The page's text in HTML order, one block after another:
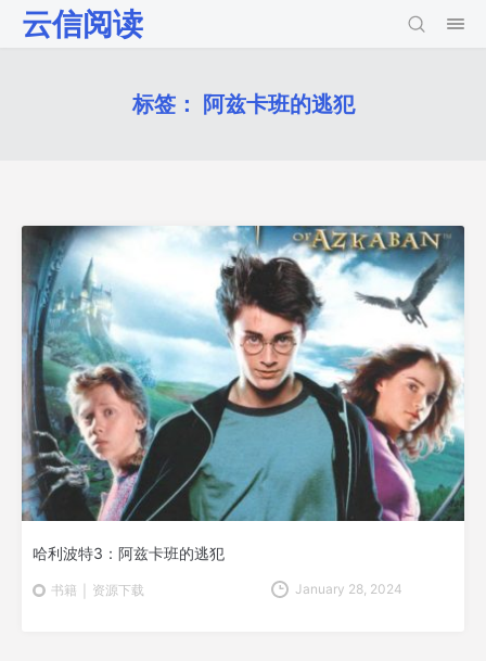
云信阅读
标签： 阿兹卡班的逃犯
哈利波特3：阿兹卡班的逃犯
书籍 资源下载 January 28, 2024